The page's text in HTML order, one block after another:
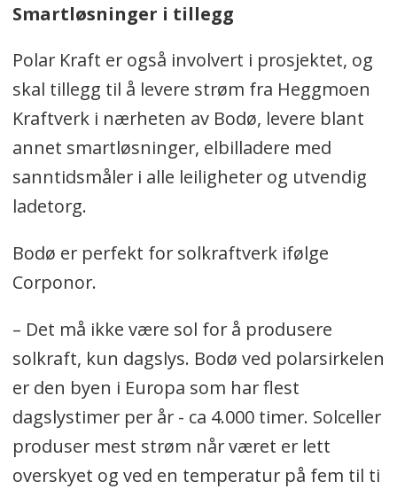
Smartløsninger i tillegg
Polar Kraft er også involvert i prosjektet, og
skal tillegg til å levere strøm fra Heggmoen
Kraftverk i nærheten av Bodø, levere blant
annet smartløsninger, elbilladere med
sanntidsmåler i alle leiligheter og utvendig
ladetorg.
Bodø er perfekt for solkraftverk ifølge
Corponor.
– Det må ikke være sol for å produsere
solkraft, kun dagslys. Bodø ved polarsirkelen
er den byen i Europa som har flest
dagslystimer per år - ca 4.000 timer. Solceller
produser mest strøm når været er lett
overskyet og ved en temperatur på fem til ti